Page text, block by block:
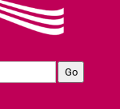
Go